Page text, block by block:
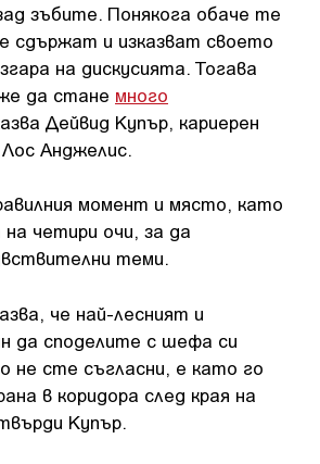
зъбите. Понякога обаче те
сдържат и изказват своето
на дискусията. Тогава
да стане много
Дейвид Купър, кариерен
Анджелис.
момент и място, като
четири очи, за да
теми.
че най-лесният и
да споделите с шефа си
не сте съгласни, е като го
в коридора след края на
Купър.